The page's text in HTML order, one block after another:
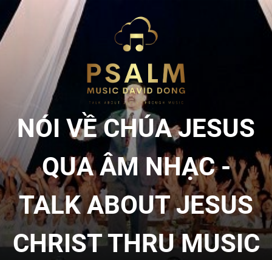
Skip
the
QUA
ÂM
NÓI VỀ CHÚA JESUS
QUA ÂM NHẠC -
TALK ABOUT JESUS
CHRIST THRU MUSIC